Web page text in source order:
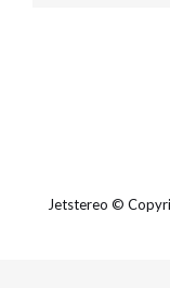
Jetstereo ©